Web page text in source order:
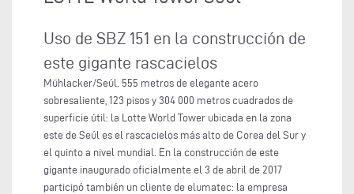
Uso de SBZ 151 en la construcción de
este gigante rascacielos
Mühlacker/Seúl. 555 metros de elegante acero
sobresaliente, 123 pisos y 304 000 metros cuadrados de
superficie útil: la Lotte World Tower ubicada en la zona
este de Seúl es el rascacielos más alto de Corea del Sur y
el quinto a nivel mundial. En la construcción de este
gigante inaugurado oficialmente el 3 de abril de 2017
participó también un cliente de elumatec: la empresa